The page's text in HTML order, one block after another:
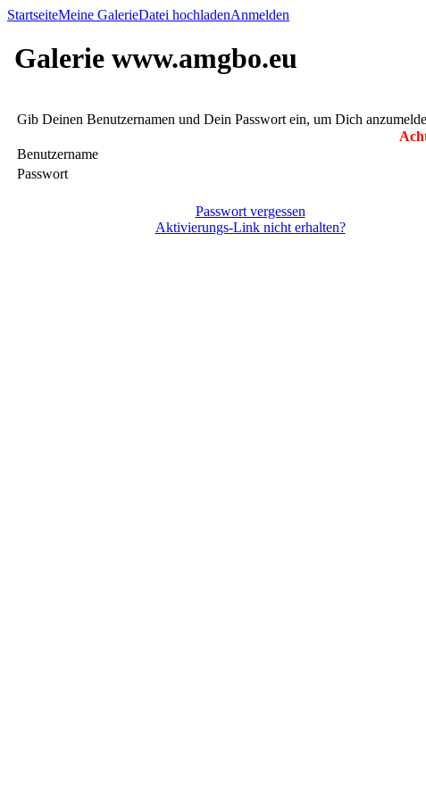
StartseiteMeine GalerieDatei hochladenAnmelden
Galerie www.amgbo.eu
Gib Deinen Benutzernamen und Dein Passwort ein, um Dich
Benutzername
Passwort
Passwort vergessen
Aktivierungs-Link nicht erhalten?